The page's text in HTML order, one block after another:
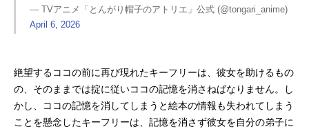
— TVアニメ「とんがり帽子のアトリエ」公式 (@tongari_anime)
April 6, 2026
絶望するココの前に再び現れたキーフリーは、彼女を助けるもの
の、そのままでは掟に従いココの記憶を消さねばなりません。し
かし、ココの記憶を消してしまうと絵本の情報も失われてしまう
ことを懸念したキーフリーは、記憶を消さず彼女を自分の弟子に